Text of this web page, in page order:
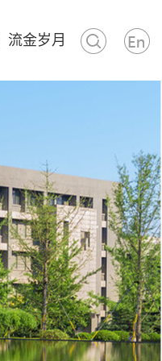
流金岁月